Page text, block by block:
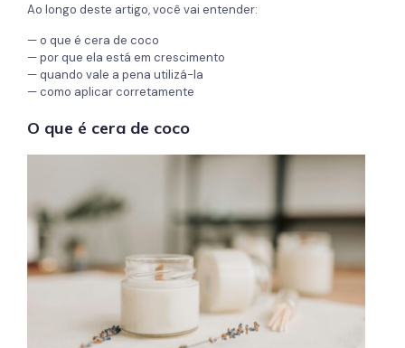
Ao longo deste artigo, você vai entender:
— o que é cera de coco
— por que ela está em crescimento
— quando vale a pena utilizá-la
— como aplicar corretamente
O que é cera de coco